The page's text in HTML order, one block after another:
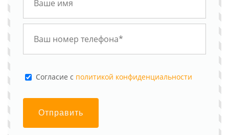
Cогласие с политикой конфиденциальности
Отправить